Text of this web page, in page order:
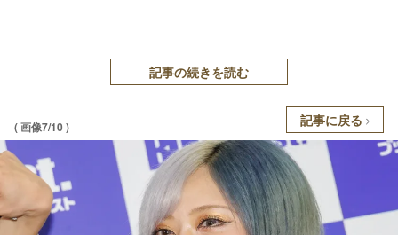
記事の続きを読む
( 画像7/10 ) 記事に戻る